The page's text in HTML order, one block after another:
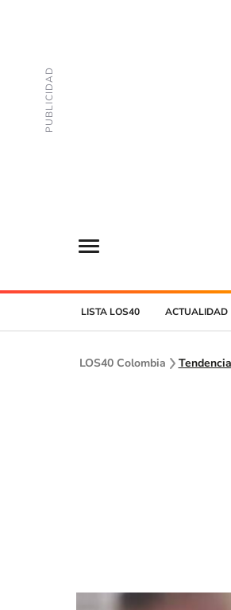
LISTA LOS40 ACTUALIDAD
LOS40 Colombia